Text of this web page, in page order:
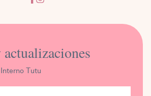
Tutu